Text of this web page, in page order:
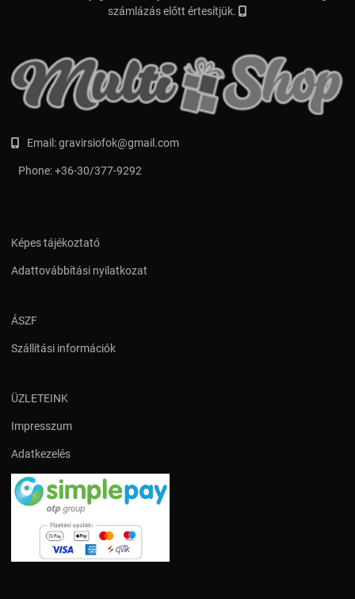
számlázás előtt értesítjük.
Email:gravirsiofok@gmail.com
Phone:+36-30/377-9292
Képes tájékoztató
Adattovábbítási nyilatkozat
ÁSZF
Szállítási információk
ÜZLETEINK
Impresszum
Adatkezelés